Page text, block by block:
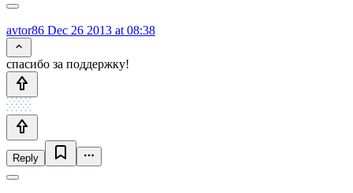
avtor86 Dec 26 2013 at 08:38
спасибо за поддержку!
Reply